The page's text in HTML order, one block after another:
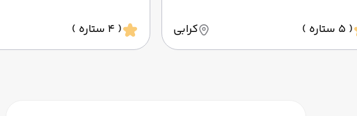
( 5 ستاره ) کرابی ( 4 ستاره )